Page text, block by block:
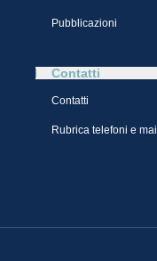
Pubblicazioni
Contatti
Contatti
Rubrica telefoni e mail